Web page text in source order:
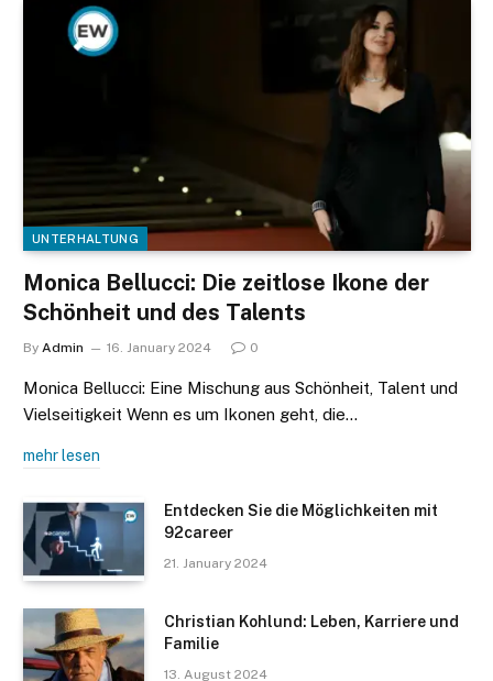
UNTERHALTUNG
Monica Bellucci: Die zeitlose Ikone der
Schönheit und des Talents
By Admin 16. January 2024 0
Monica Bellucci: Eine Mischung aus Schönheit, Talent und
Vielseitigkeit Wenn es um Ikonen geht, die…
mehr lesen
Entdecken Sie die Möglichkeiten mit
92career
21. January 2024
Christian Kohlund: Leben, Karriere und
Familie
13. August 2024